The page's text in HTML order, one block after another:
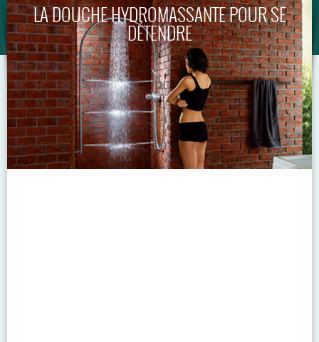
LA DOUCHE HYDROMASSANTE POUR SE
DÉTENDRE